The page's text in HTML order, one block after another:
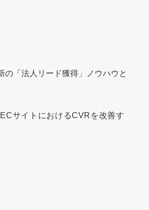
の「法人リード獲得」ノウハウと